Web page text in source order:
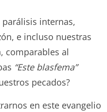
internas,
e incluso nuestras
comparables al
“Este blasfema”
pecados?
en este evangelio